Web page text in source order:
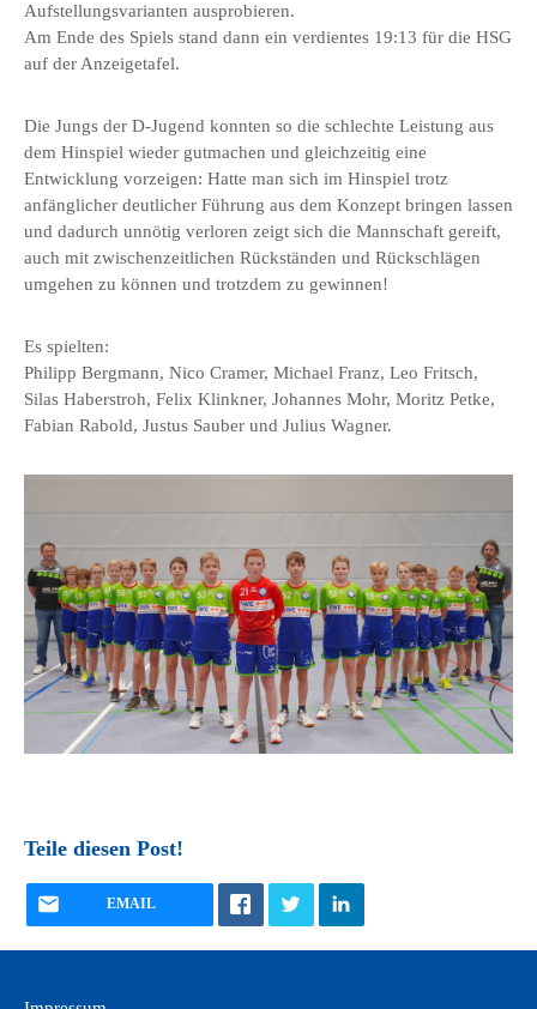
Aufstellungsvarianten ausprobieren.
Am Ende des Spiels stand dann ein verdientes 19:13 für die HSG
auf der Anzeigetafel.
Die Jungs der D-Jugend konnten so die schlechte Leistung aus
dem Hinspiel wieder gutmachen und gleichzeitig eine
Entwicklung vorzeigen: Hatte man sich im Hinspiel trotz
anfänglicher deutlicher Führung aus dem Konzept bringen lassen
und dadurch unnötig verloren zeigt sich die Mannschaft gereift,
auch mit zwischenzeitlichen Rückständen und Rückschlägen
umgehen zu können und trotzdem zu gewinnen!
Es spielten:
Philipp Bergmann, Nico Cramer, Michael Franz, Leo Fritsch,
Silas Haberstroh, Felix Klinkner, Johannes Mohr, Moritz Petke,
Fabian Rabold, Justus Sauber und Julius Wagner.
Teile diesen Post!
EMAIL